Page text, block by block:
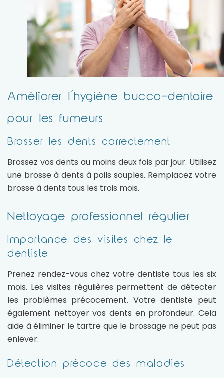
Améliorer l’hygiène bucco-dentaire
pour les fumeurs
Brosser les dents correctement
Brossez vos dents au moins deux fois par jour. Utilisez
une brosse à dents à poils souples. Remplacez votre
brosse à dents tous les trois mois.
Nettoyage professionnel régulier
Importance des visites chez le
dentiste
Prenez rendez-vous chez votre dentiste tous les six
mois. Les visites régulières permettent de détecter
les problèmes précocement. Votre dentiste peut
également nettoyer vos dents en profondeur. Cela
aide à éliminer le tartre que le brossage ne peut pas
enlever.
Détection précoce des maladies